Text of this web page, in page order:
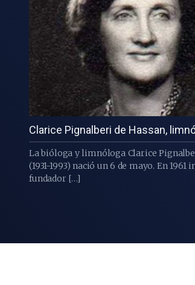
Clarice Pignalberi de Hassan,
La bióloga y limnóloga Clarice
(1931-1993) nació un 6 de mayo. En
fundador […]